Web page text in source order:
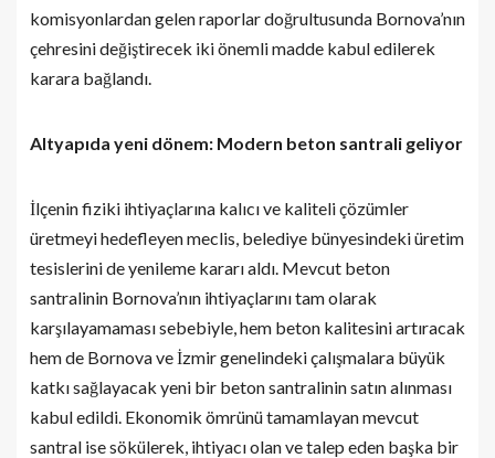
komisyonlardan gelen raporlar doğrultusunda Bornova’nın
çehresini değiştirecek iki önemli madde kabul edilerek
karara bağlandı.
Altyapıda yeni dönem: Modern beton santrali geliyor
İlçenin fiziki ihtiyaçlarına kalıcı ve kaliteli çözümler
üretmeyi hedefleyen meclis, belediye bünyesindeki üretim
tesislerini de yenileme kararı aldı. Mevcut beton
santralinin Bornova’nın ihtiyaçlarını tam olarak
karşılayamaması sebebiyle, hem beton kalitesini artıracak
hem de Bornova ve İzmir genelindeki çalışmalara büyük
katkı sağlayacak yeni bir beton santralinin satın alınması
kabul edildi. Ekonomik ömrünü tamamlayan mevcut
santral ise sökülerek, ihtiyacı olan ve talep eden başka bir